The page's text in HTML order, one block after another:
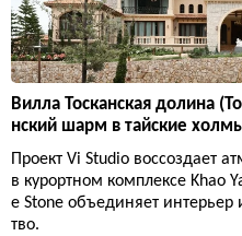
Вилла Тосканская долина
нский шарм в тайские
Проект Vi Studio воссоздает
в курортном комплексе Khao
e Stone объединяет интерьер
тво.